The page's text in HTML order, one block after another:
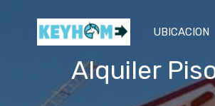
UBICACION
Alquiler